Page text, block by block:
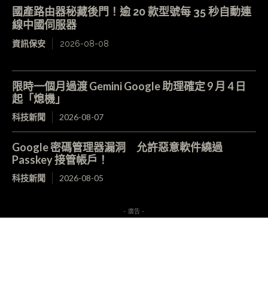
國產路由器秘藏後門！逾 20 款型號每 35 秒自動連
線中國伺服器
資訊保安 2026-08-08
限時一個月過渡 Gemini Google 助理確定 9 月 4 日
起「熄機」
科技新聞 2026-08-07
Google 密碼管理器漏洞 允許惡意軟件繞過
Passkey 接管帳戶！
科技新聞 2026-08-05
- 廣告 -